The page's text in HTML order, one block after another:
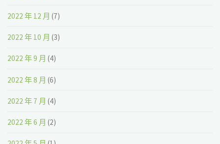
2022 年 12 月 (7)
2022 年 10 月 (3)
2022 年 9 月 (4)
2022 年 8 月 (6)
2022 年 7 月 (4)
2022 年 6 月 (2)